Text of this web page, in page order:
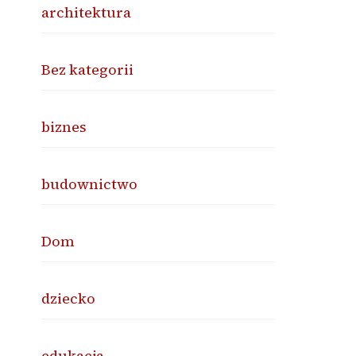
architektura
Bez kategorii
biznes
budownictwo
Dom
dziecko